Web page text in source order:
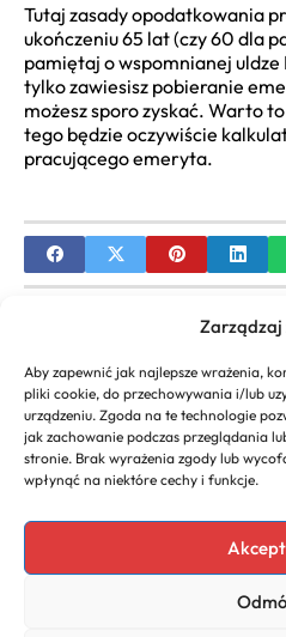
Zarządzaj
Aby zapewnić jak najlepsze wrażenia,
pliki cookie, do przechowywania i/lub
urządzeniu. Zgoda na te technologie
jak zachowanie podczas przeglądania
stronie. Brak wyrażenia zgody lub
wpłynąć na niektóre cechy i funkcje.
Tutaj zasady opodatkowania
ukończeniu 65 lat (czy 60 dla
pamiętaj o wspomnianej
tylko zawiesisz pobieranie
możesz sporo zyskać. Warto
tego będzie oczywiście
pracującego emeryta.
Jak Założyć Własną
Kompletny
REGON: Co to jest, do czego
Kluczowy numer
Copyright 2026. All rights